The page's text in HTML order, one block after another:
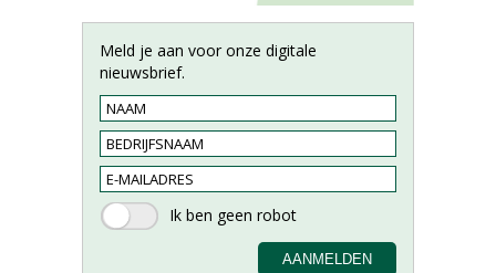
Meld je aan voor onze digitale
nieuwsbrief.